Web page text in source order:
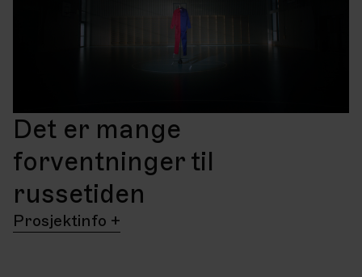
Det er mange
forventninger til
russetiden
Prosjektinfo